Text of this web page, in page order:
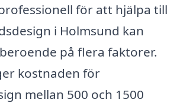
för att hjälpa till
i Holmsund kan
på flera faktorer.
kostnaden för
mellan 500 och 1500